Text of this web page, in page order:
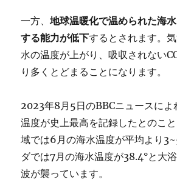
一方、地球温暖化で温められた海
する能力が低下するとされます。
水の温度が上がり、吸収されない
り多くとどまることになります。
2023年8月5日のBBCニュースによ
温度が史上最高を記録したとのこ
域では6月の海水温度が平均より
ダでは7月の海水温度が38.4°と大
波が襲っています。